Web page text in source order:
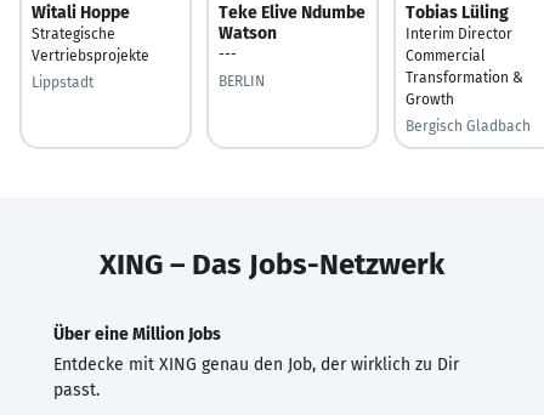
Witali Hoppe
Strategische
Vertriebsprojekte
Lippstadt
Teke Elive Ndumbe
Watson
---
BERLIN
Tobias Lüling
Interim Director
Commercial
Transformation &
Growth
Bergisch Gladbach
XING – Das Jobs-Netzwerk
Über eine Million Jobs
Entdecke mit XING genau den Job, der wirklich zu Dir
passt.